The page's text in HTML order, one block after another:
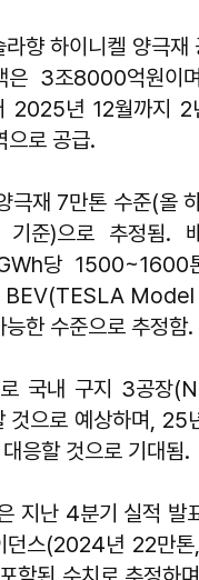
향 하이니켈 양극재
은 3조8000억원이
2025년 12월까지 2
으로 공급.
극재 7만톤 수준(올
준)으로 추정됨.
당 1500~1600
Model
한 수준으로 추정함.
국내 구지 3공장
것으로 예상하며, 25
응할 것으로 기대됨.
지난 4분기 실적 발
던스(2024년 22만